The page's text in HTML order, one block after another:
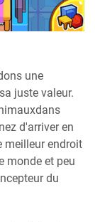
une
juste valeur.
d'arriver en
meilleur endroit
monde et peu
du